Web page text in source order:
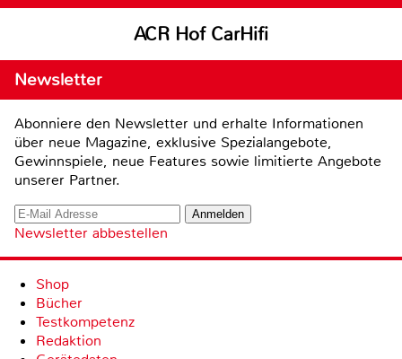
ACR Hof CarHifi
Newsletter
Abonniere den Newsletter und erhalte Informationen
über neue Magazine, exklusive Spezialangebote,
Gewinnspiele, neue Features sowie limitierte Angebote
unserer Partner.
Newsletter abbestellen
Shop
Bücher
Testkompetenz
Redaktion